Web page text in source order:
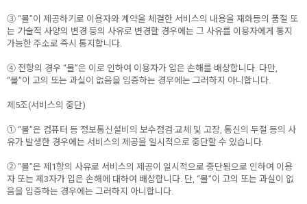
③ “몰”이 제공하기로 이용자와 계약을 체결한 서비스의 내용을 재화등의 품절 또
는 기술적 사양의 변경 등의 사유로 변경할 경우에는 그 사유를 이용자에게 통지
가능한 주소로 즉시 통지합니다.
④ 전항의 경우 “몰”은 이로 인하여 이용자가 입은 손해를 배상합니다. 다만,
“몰”이 고의 또는 과실이 없음을 입증하는 경우에는 그러하지 아니합니다.
제5조(서비스의 중단)
① “몰”은 컴퓨터 등 정보통신설비의 보수점검·교체 및 고장, 통신의 두절 등의 사
유가 발생한 경우에는 서비스의 제공을 일시적으로 중단할 수 있습니다.
② “몰”은 제1항의 사유로 서비스의 제공이 일시적으로 중단됨으로 인하여 이용
자 또는 제3자가 입은 손해에 대하여 배상합니다. 단, “몰”이 고의 또는 과실이 없
음을 입증하는 경우에는 그러하지 아니합니다.